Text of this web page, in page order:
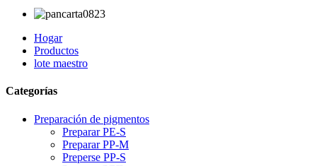
Hogar
Productos
lote maestro
Categorías
Preparación de pigmentos
Preparar PE-S
Preparar PP-M
Preperse PP-S